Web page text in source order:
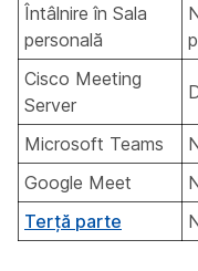
Întâlnire în Sala
personală
Cisco Meeting
Server
Microsoft Teams
Google Meet
Terță parte